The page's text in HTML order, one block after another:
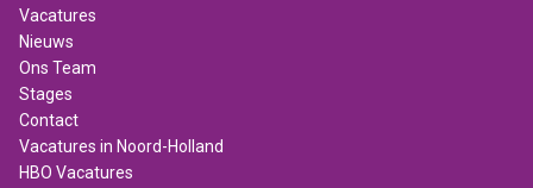
Vacatures
Nieuws
Ons Team
Stages
Contact
Vacatures in Noord-Holland
HBO Vacatures